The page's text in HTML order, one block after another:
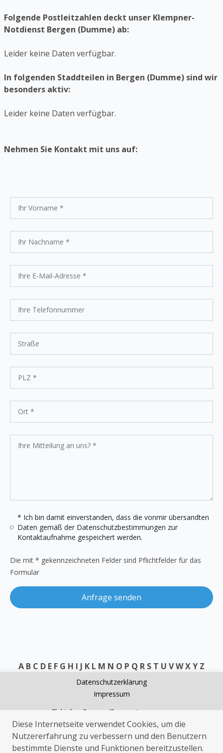
Folgende Postleitzahlen deckt unser Klempner-
Notdienst Bergen (Dumme) ab:
Leider keine Daten verfügbar.
In folgenden Staddteilen in Bergen (Dumme) sind wir
besonders aktiv:
Leider keine Daten verfügbar.
Nehmen Sie Kontakt mit uns auf:
* Ich bin damit einverstanden, dass die vonmir übersandten
Daten gemäß der Datenschutzbestimmungen zur
Kontaktaufnahme gespeichert werden.
Die mit * gekennzeichneten Felder sind Pflichtfelder für das
Formular
Anfrage senden
A B C D E F G H I J K L M N O P Q R S T U VWXY Z
Datenschutzerklärung
Impressum
Elektriker Bergen (Dumme)
Heizungsnotdienst Bergen (Dumme)
Kammerjäger Bergen (Dumme)
Wespen Bergen (Dumme)
Diese Internetseite verwendet Cookies, um die
Nutzererfahrung zu verbessern und den Benutzern
bestimmte Dienste und Funktionen bereitzustellen.